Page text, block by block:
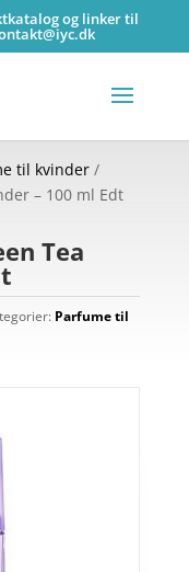
og linker til
til kvinder/
– 100 ml Edt
Tea
Parfume til